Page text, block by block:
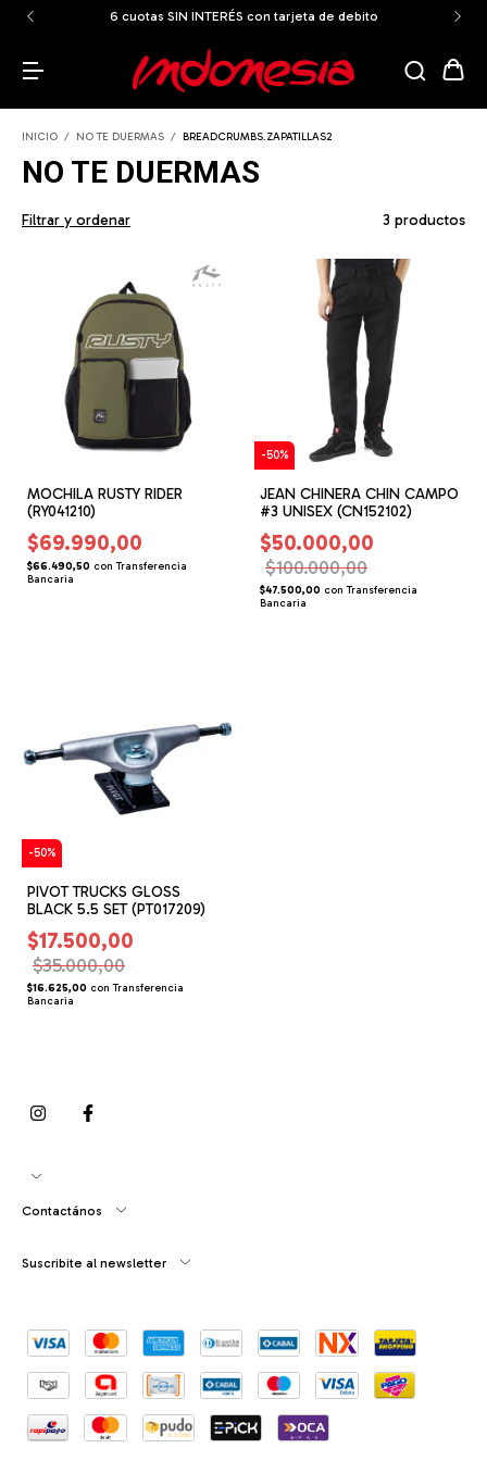
6 cuotas SIN INTERÉS con tarjeta de debito
INICIO / NO TE DUERMAS / BREADCRUMBS.ZAPATILLAS2
NO TE DUERMAS
Filtrar y ordenar 3 productos
MOCHILA RUSTY RIDER
(RY041210)
$69.990,00
$66.490,50 con Transferencia
Bancaria
-50%
JEAN CHINERA CHIN CAMPO
#3 UNISEX (CN152102)
$50.000,00
$100.000,00
$47.500,00 con Transferencia
Bancaria
-50%
PIVOT TRUCKS GLOSS
BLACK 5.5 SET (PT017209)
$17.500,00
$35.000,00
$16.625,00 con Transferencia
Bancaria
Contactános
Suscribite al newsletter